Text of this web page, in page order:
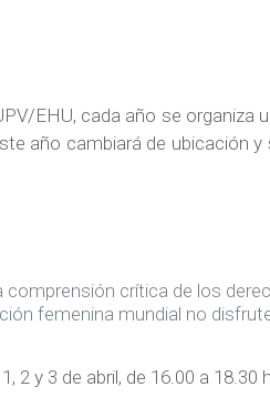
EHU, cada año se organiza
año cambiará de ubicación
crítica de los
femenina mundial no
2 y 3 de abril, de 16.00 a